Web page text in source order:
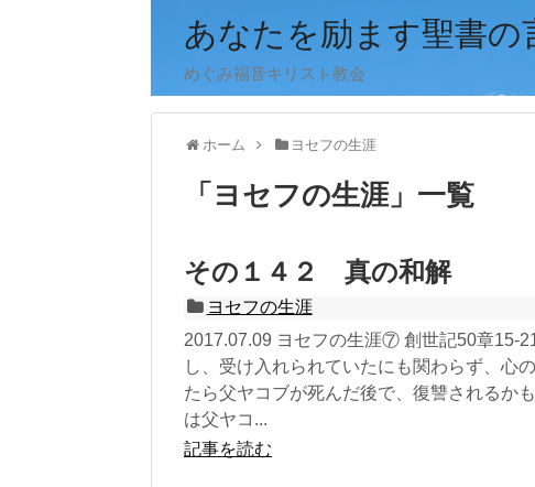
あなたを励ます聖書の
めぐみ福音キリスト教会
ホーム ヨセフの生涯
「 ヨセフの生涯 」 一覧
その１４２ 真の和解
ヨセフの生涯
2017.07.09 ヨセフの生涯⑦ 創世記50章15-
し、受け入れられていたにも関わらず、心
たら父ヤコブが死んだ後で、復讐されるか
は父ヤコ...
記事を読む